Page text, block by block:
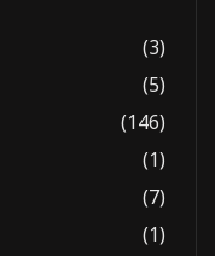
(3)
(5)
(146)
(1)
(7)
(1)